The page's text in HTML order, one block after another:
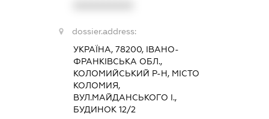
dossier.address:
УКРАЇНА, 78200, ІВАНО-
ФРАНКІВСЬКА ОБЛ.,
КОЛОМИЙСЬКИЙ Р-Н, МІСТО
КОЛОМИЯ,
ВУЛ.МАЙДАНСЬКОГО І.,
БУДИНОК 12/2